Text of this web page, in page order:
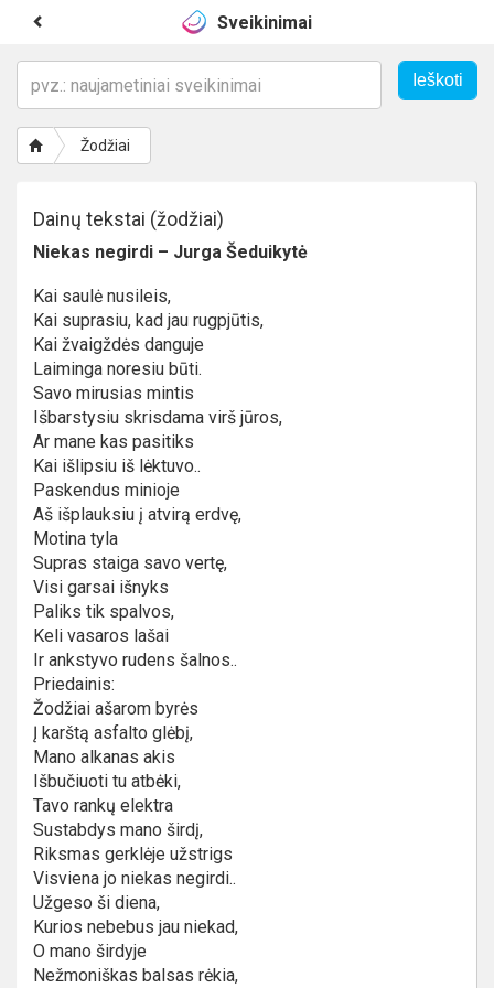
Sveikinimai
Žodžiai
Dainų tekstai (žodžiai)
Niekas negirdi – Jurga Šeduikytė
Kai saulė nusileis,
Kai suprasiu, kad jau rugpjūtis,
Kai žvaigždės danguje
Laiminga noresiu būti.
Savo mirusias mintis
Išbarstysiu skrisdama virš jūros,
Ar mane kas pasitiks
Kai išlipsiu iš lėktuvo..
Paskendus minioje
Aš išplauksiu į atvirą erdvę,
Motina tyla
Supras staiga savo vertę,
Visi garsai išnyks
Paliks tik spalvos,
Keli vasaros lašai
Ir ankstyvo rudens šalnos..
Priedainis:
Žodžiai ašarom byrės
Į karštą asfalto glėbį,
Mano alkanas akis
Išbučiuoti tu atbėki,
Tavo rankų elektra
Sustabdys mano širdį,
Riksmas gerklėje užstrigs
Visviena jo niekas negirdi..
Užgeso ši diena,
Kurios nebebus jau niekad,
O mano širdyje
Nežmoniškas balsas rėkia,